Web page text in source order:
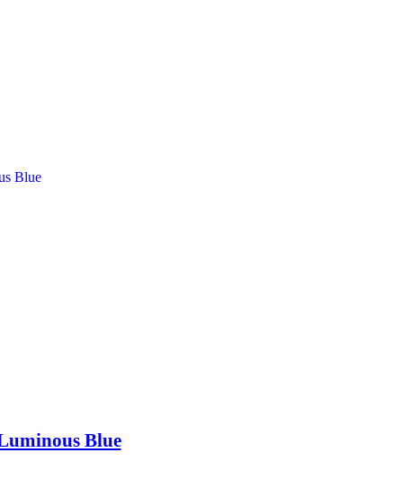
Blue